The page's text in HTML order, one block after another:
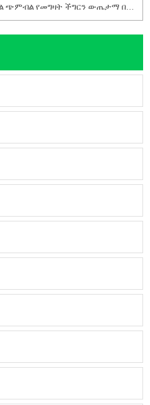
ማስክ መሸጫ ማሽን እንደ አዲስ የችርቻሮ ቻናል ጭምብል የመግዛት ችግርን ውጤታማ በሆነ መንገድ ያቃልላል